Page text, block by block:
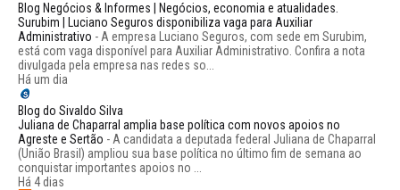
Blog Negócios & Informes | Negócios, economia e atualidades.
Surubim | Luciano Seguros disponibiliza vaga para Auxiliar
Administrativo - A empresa Luciano Seguros, com sede em Surubim,
está com vaga disponível para Auxiliar Administrativo. Confira a nota
divulgada pela empresa nas redes so...
Há um dia
Blog do Sivaldo Silva
Juliana de Chaparral amplia base política com novos apoios no
Agreste e Sertão - A candidata a deputada federal Juliana de Chaparral
(União Brasil) ampliou sua base política no último fim de semana ao
conquistar importantes apoios no ...
Há 4 dias